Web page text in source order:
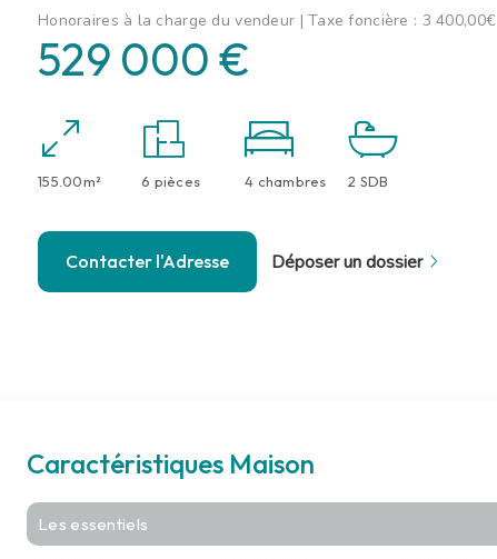
Honoraires à la charge du vendeur | Taxe foncière : 3 400,00€
529 000 €
155.00m² 6 pièces 4 chambres 2 SDB
Contacter l'Adresse Déposer un dossier
Caractéristiques Maison
Les essentiels